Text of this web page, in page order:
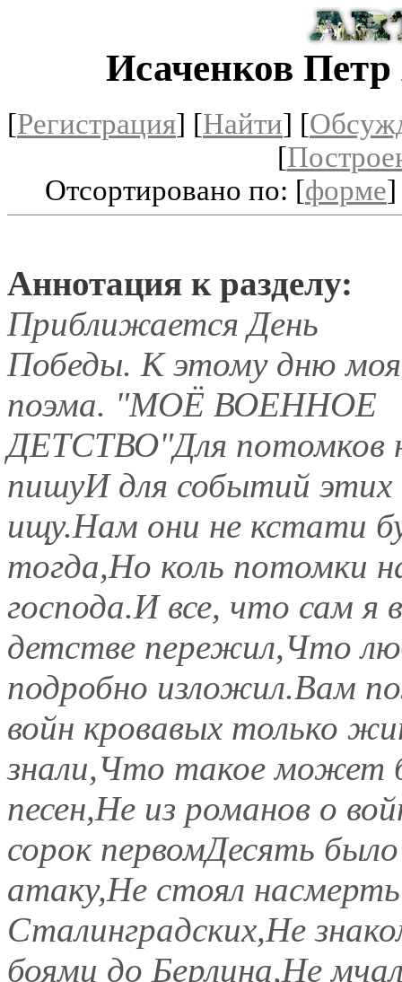
Исаченков
[Регистрация] [Найти] [
[
Отсортировано по: [форме
Аннотация к разделу:
Приближается День
Победы. К этому дню моя
поэма. "МОЁ ВОЕННОЕ
ДЕТСТВО"Для потомков
пишуИ для событий этих
ищу.Нам они не кстати
тогда,Но коль потомки
господа.И все, что сам я
детстве пережил,Что
подробно изложил.Вам
войн кровавых только
знали,Что такое может
песен,Не из романов о
сорок первомДесять
атаку,Не стоял
Сталинградских,Не
боями до Берлина,Не